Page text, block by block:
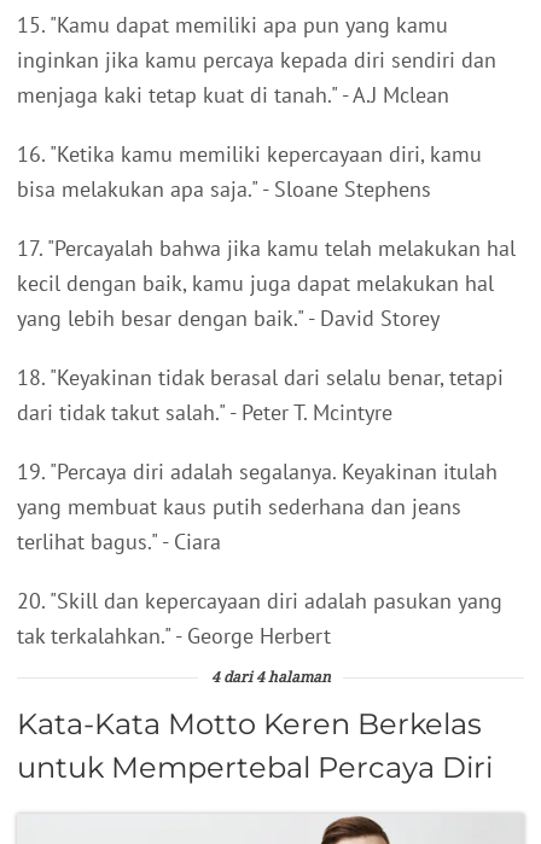
15. "Kamu dapat memiliki apa pun yang kamu
inginkan jika kamu percaya kepada diri sendiri dan
menjaga kaki tetap kuat di tanah." - A.J Mclean
16. "Ketika kamu memiliki kepercayaan diri, kamu
bisa melakukan apa saja." - Sloane Stephens
17. "Percayalah bahwa jika kamu telah melakukan hal
kecil dengan baik, kamu juga dapat melakukan hal
yang lebih besar dengan baik." - David Storey
18. "Keyakinan tidak berasal dari selalu benar, tetapi
dari tidak takut salah." - Peter T. Mcintyre
19. "Percaya diri adalah segalanya. Keyakinan itulah
yang membuat kaus putih sederhana dan jeans
terlihat bagus." - Ciara
20. "Skill dan kepercayaan diri adalah pasukan yang
tak terkalahkan." - George Herbert
4 dari 4 halaman
Kata-Kata Motto Keren Berkelas
untuk Mempertebal Percaya Diri